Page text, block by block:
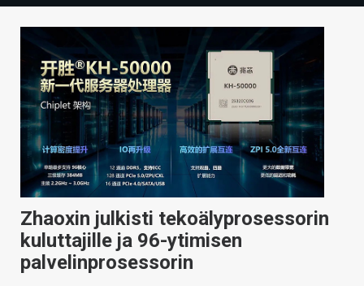
TECHBBS
TIETOA
HINTA.FI
KAUPPA
VAIHDA TEEMA
HAKU
Zhaoxin julkisti tekoälyprosessorin
kuluttajille ja 96-ytimisen
palvelinprosessorin